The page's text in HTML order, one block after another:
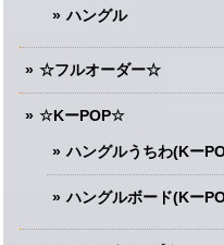
ハングル
☆フルオーダー☆
☆KーPOP☆
ハングルうちわ(Kー
ハングルボード(Kー